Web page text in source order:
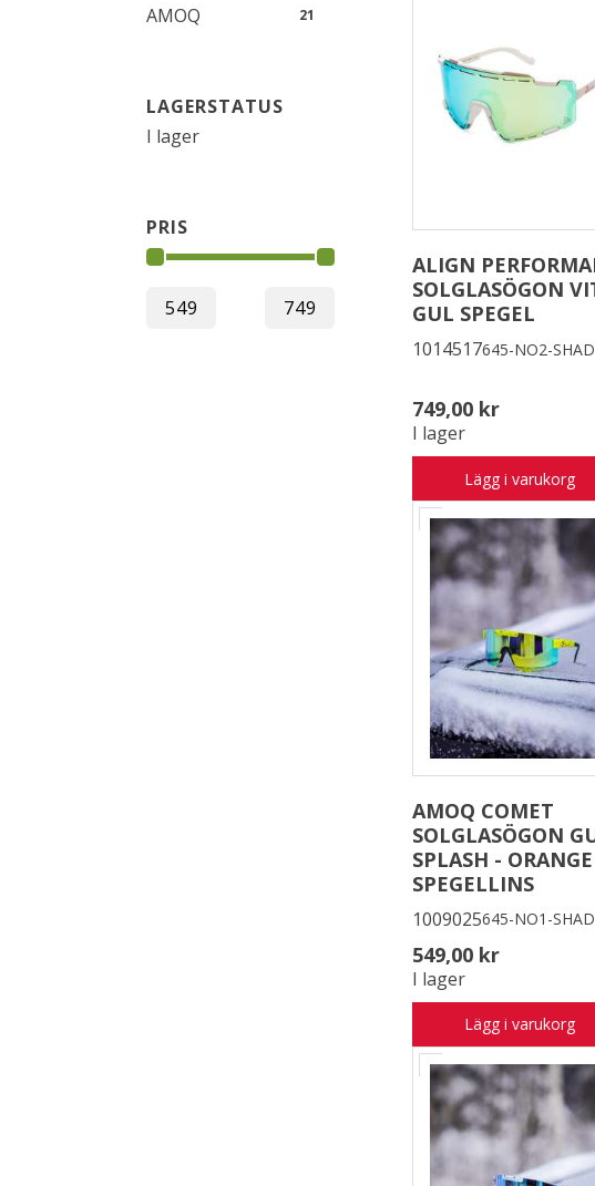
AMOQ
21
LAGERSTATUS
I lager
PRIS
ALIGN
SOLGLASÖGON
GUL SPEGEL
1014517645-NO2-
749,00 kr
I lager
Lägg i varukorg
AMOQ COMET
SOLGLASÖGON
SPLASH - ORANGE
SPEGELLINS
1009025645-NO1-
549,00 kr
I lager
Lägg i varukorg